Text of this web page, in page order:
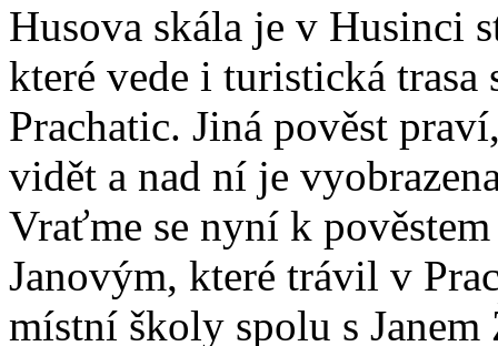
Husova skála je v Husinci
které vede i turistická trasa
Prachatic. Jiná pověst
vidět a nad ní je
Vraťme se nyní k
Janovým, které trávil v
místní školy spolu s